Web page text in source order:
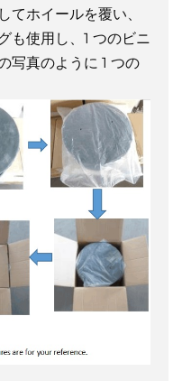
てホイールを覆い、
も使用し、1 つのビニ
写真のように 1 つの